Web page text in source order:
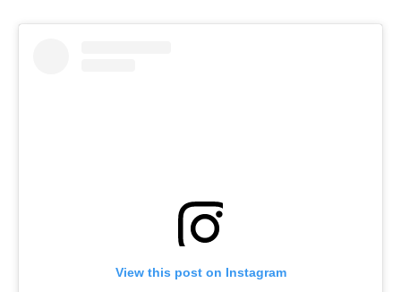
View this post on Instagram